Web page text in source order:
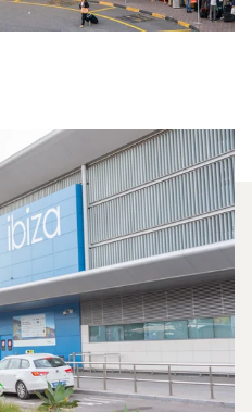
Sont Les Plus
Et Ibiza ?
le Beechjet 400A et le
jets privés les plus
Ibiza et Milan. Un
privée peut vous aider